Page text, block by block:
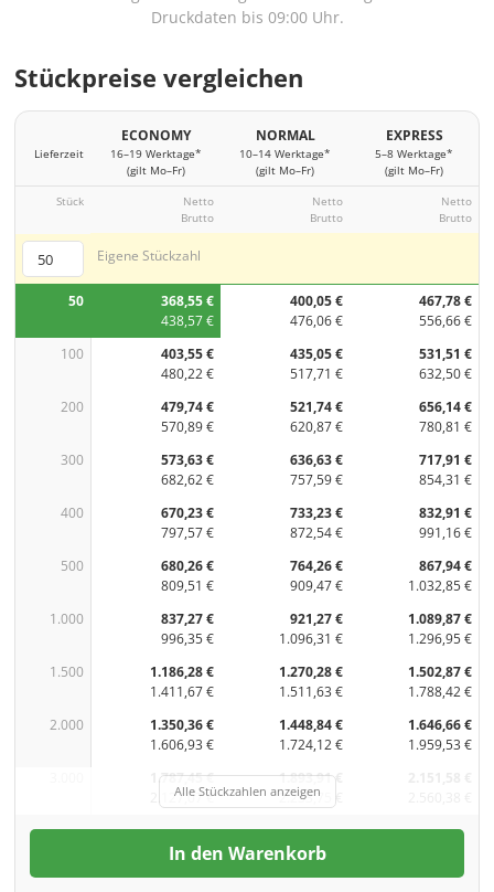
Druckdaten bis 09:00 Uhr.
Stückpreise vergleichen
Lieferzeit
ECONOMY
16–19 Werktage*
(gilt Mo–Fr)
NORMAL
10–14 Werktage*
(gilt Mo–Fr)
EXPRESS
5–8 Werktage*
(gilt Mo–Fr)
Stück
Netto
Brutto
Netto
Brutto
Netto
Brutto
Eigene Stückzahl
50
368,55 €
438,57 €
400,05 €
476,06 €
467,78 €
556,66 €
100
403,55 €
480,22 €
435,05 €
517,71 €
531,51 €
632,50 €
200
479,74 €
570,89 €
521,74 €
620,87 €
656,14 €
780,81 €
300
573,63 €
682,62 €
636,63 €
757,59 €
717,91 €
854,31 €
400
670,23 €
797,57 €
733,23 €
872,54 €
832,91 €
991,16 €
500
680,26 €
809,51 €
764,26 €
909,47 €
867,94 €
1.032,85 €
1.000
837,27 €
996,35 €
921,27 €
1.096,31 €
1.089,87 €
1.296,95 €
1.500
1.186,28 €
1.411,67 €
1.270,28 €
1.511,63 €
1.502,87 €
1.788,42 €
2.000
1.350,36 €
1.606,93 €
1.448,84 €
1.724,12 €
1.646,66 €
1.959,53 €
1.787,45 €
2.127,07 €
1.893,91 €
2.253,75 €
Alle Stückzahlen anzeigen
In den Warenkorb